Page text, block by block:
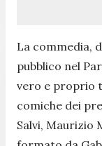
La commedia,
pubblico nel
vero e proprio
comiche dei
Salvi, Maurizio